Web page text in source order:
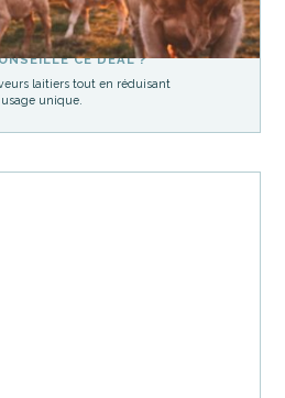
CE DEAL ?
laitiers tout en réduisant
unique.